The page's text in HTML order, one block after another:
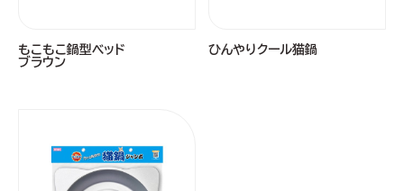
もこもこ鍋型ベッド
ブラウン
ひんやりクール猫鍋